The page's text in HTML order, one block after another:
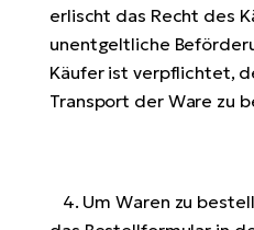
erlischt das Recht des
unentgeltliche
Käufer ist verpflichtet,
Transport der Ware zu
4. Um Waren zu